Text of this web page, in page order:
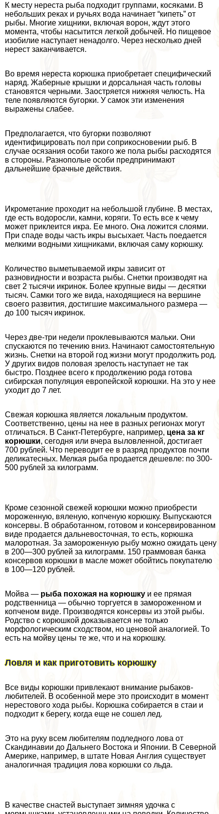
К месту нереста рыба подходит группами, косяками. В
небольших реках и ручьях вода начинает “кипеть” от
рыбы. Многие хищники, включая ворон, ждут этого
момента, чтобы насытится легкой добычей. Но пищевое
изобилие наступает ненадолго. Через несколько дней
нерест заканчивается.
Во время нереста корюшка приобретает специфический
наряд. Жаберные крышки и дорсальная часть головы
становятся черными. Заостряется нижняя челюсть. На
теле появляются бугорки. У самок эти изменения
выражены слабее.
Предполагается, что бугорки позволяют
идентифицировать пол при соприкосновении рыб. В
случае осязания особи такого же пола рыбы расходятся
в стороны. Разнополые особи предпринимают
дальнейшие брачные действия.
Икрометание проходит на небольшой глубине. В местах,
где есть водоросли, камни, коряги. То есть все к чему
может приклеится икра. Ее много. Она ложится слоями.
При спаде воды часть икры высыхает. Часть поедается
мелкими водными хищниками, включая саму корюшку.
Количество выметываемой икры зависит от
разновидности и возраста рыбы. Снетки производят на
свет 2 тысячи икринок. Более крупные виды — десятки
тысяч. Самки того же вида, находящиеся на вершине
своего развития, достигшие максимального размера —
до 100 тысяч икринок.
Через две-три недели проклевываются мальки. Они
спускаются по течению вниз. Начинают самостоятельную
жизнь. Снетки на второй год жизни могут продолжить род.
У других видов пoлoвая зрелость наступает не так
быстро. Позднее всего к продолжению рода готова
сибирская популяция европейской корюшки. На это у нее
уходит до 7 лет.
Свежая корюшка является локальным продуктом.
Соответственно, цены на нее в разных регионах могут
отличаться. В Санкт-Петербурге, например, цена за кг
корюшки, сегодня или вчера выловленной, достигает
700 рублей. Что переводит ее в разряд продуктов почти
деликатесных. Мелкая рыба продается дешевле: по 300-
500 рублей за килограмм.
Кроме сезонной свежей корюшки можно приобрести
мороженную, вяленую, копченую корюшку. Выпускаются
консервы. В обработанном, готовом и консервированном
виде продается дальневосточная, то есть, корюшка
малоротная. За замороженную рыбу можно ожидать цену
в 200—300 рублей за килограмм. 150 граммовая банка
консервов корюшки в масле может обойтись покупателю
в 100—120 рублей.
Мойва — рыба похожая на корюшку и ее прямая
родственница — обычно торгуется в замороженном и
копченом виде. Производятся консервы из этой рыбы.
Родство с корюшкой доказывается не только
морфологическим сходством, но ценовой аналогией. То
есть на мойву цены те же, что и на корюшку.
Ловля и как приготовить корюшку
Все виды корюшки привлекают внимание рыбаков-
любителей. В особенной мере это происходит в момент
нерестового хода рыбы. Корюшка собирается в стаи и
подходит к берегу, когда еще не сошел лед.
Это на руку всем любителям подледного лова от
Скандинавии до Дальнего Востока и Японии. В Северной
Америке, например, в штате Новая Англия существует
аналогичная традиция лова корюшки со льда.
В качестве снастей выступает зимняя удочка с